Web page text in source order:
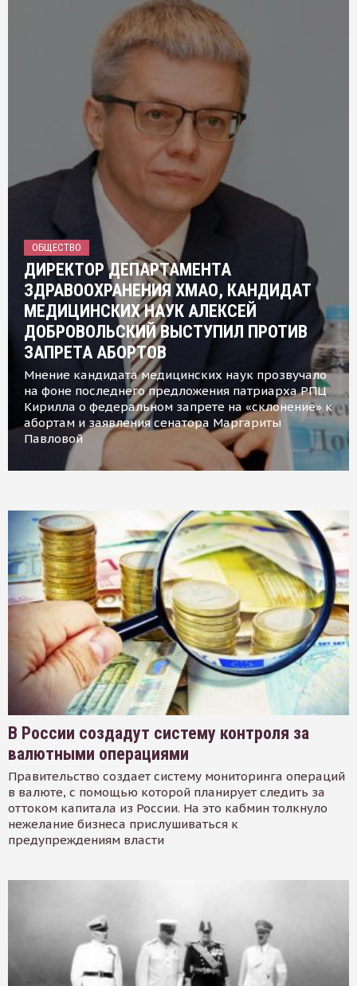
ОБЩЕСТВО
ДИРЕКТОР ДЕПАРТАМЕНТА
ЗДРАВООХРАНЕНИЯ ХМАО, КАНДИДАТ
МЕДИЦИНСКИХ НАУК АЛЕКСЕЙ
ДОБРОВОЛЬСКИЙ ВЫСТУПИЛ ПРОТИВ
ЗАПРЕТА АБОРТОВ
Мнение кандидата медицинских наук прозвучало
на фоне последнего предложения патриарха РПЦ
Кирилла о федеральном запрете на «склонение» к
абортам и заявления сенатора Маргариты
Павловой
В России создадут систему контроля за
валютными операциями
Правительство создает систему мониторинга операций
в валюте, с помощью которой планирует следить за
оттоком капитала из России. На это кабмин толкнуло
нежелание бизнеса прислушиваться к
предупреждениям власти